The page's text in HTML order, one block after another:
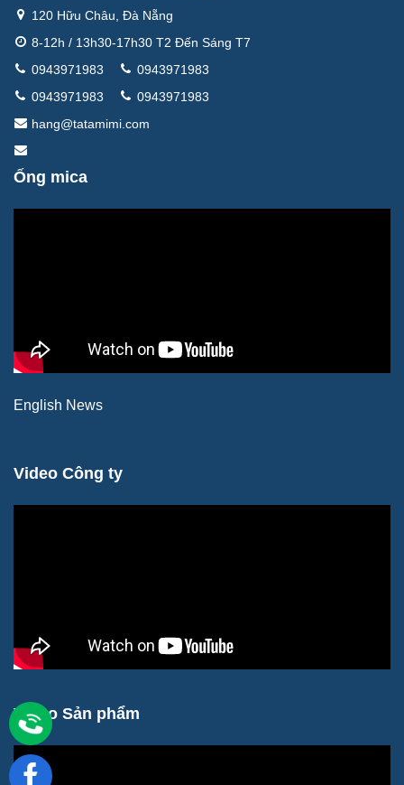
120 Hữu Châu, Đà Nẵng
8-12h / 13h30-17h30 T2 Đến Sáng T7
0943971983
0943971983
0943971983
0943971983
hang@tatamimi.com
Ống mica
English News
Video Công ty
Video Sản phẩm